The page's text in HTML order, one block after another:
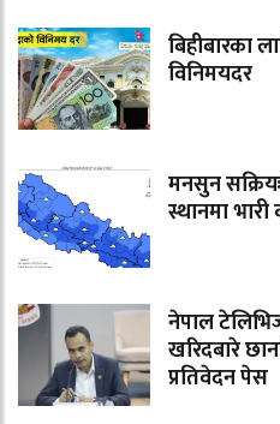
बिहीबारका
विनिमयदर
मनसुन
स्थानमा भारी
नेपाल
खरिदबारे
प्रतिवेदन पेस